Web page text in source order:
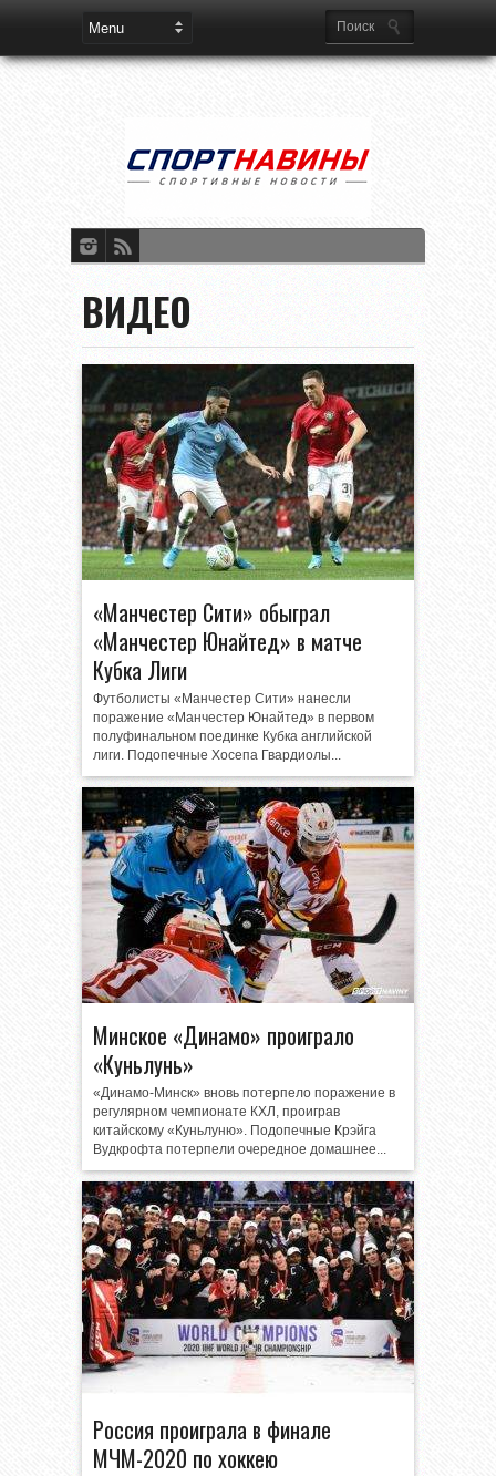
ВИДЕО
«Манчестер Сити» обыграл
«Манчестер Юнайтед» в матче
Кубка Лиги
Футболисты «Манчестер Сити» нанесли
поражение «Манчестер Юнайтед» в первом
полуфинальном поединке Кубка английской
лиги. Подопечные Хосепа Гвардиолы...
Минское «Динамо» проиграло
«Куньлунь»
«Динамо-Минск» вновь потерпело поражение в
регулярном чемпионате КХЛ, проиграв
китайскому «Куньлуню». Подопечные Крэйга
Вудкрофта потерпели очередное домашнее...
Россия проиграла в финале
МЧМ-2020 по хоккею